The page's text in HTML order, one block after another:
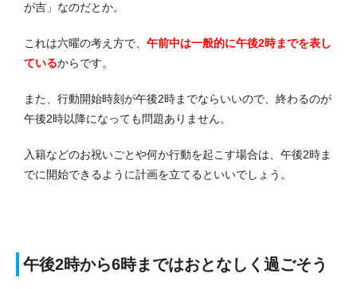
が吉」なのだとか。
これは六曜の考え方で、 午前中は一般的に午後2時までを表し
ているからです。
また、行動開始時刻が午後2時までならいいので、終わるのが
午後2時以降になっても問題ありません。
入籍などのお祝いごとや何か行動を起こす場合は、午後2時ま
でに開始できるように計画を立てるといいでしょう。
午後2時から6時まではおとなしく過ごそう